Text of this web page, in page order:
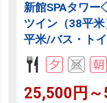
新館SPAタワ
ツイン（38平
平米/バス・ト
25,500円～